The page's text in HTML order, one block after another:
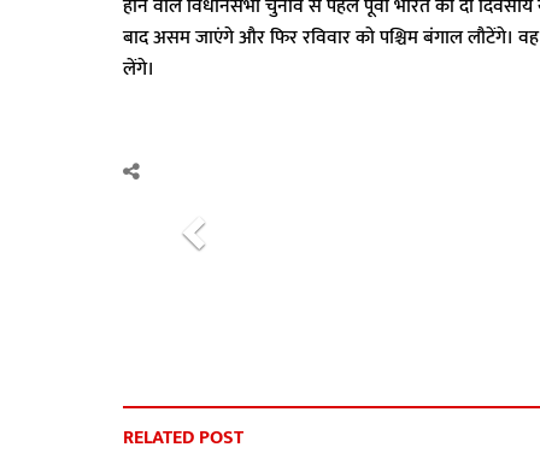
होने वाले विधानसभा चुनाव से पहले पूर्वी भारत की दो
बाद असम जाएंगे और फिर रविवार को पश्चिम बंगाल लौटेंगे। वह
लेंगे।
P
o
u
RELATED POST